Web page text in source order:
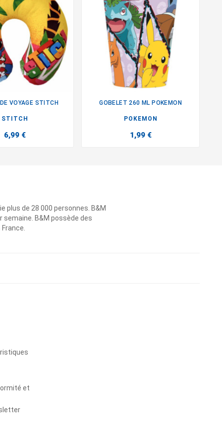
VOYAGE STITCH
STITCH
6,99 €
GOBELET 260 ML POKEMON
POKEMON
1,99 €
plus de 28 000 personnes. B&M
B&M possède des
et